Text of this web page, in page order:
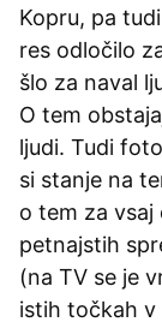
Kopru, pa
res odločilo
šlo za naval
O tem
ljudi. Tudi
si stanje na
o tem za vsaj
petnajstih
(na TV se je
istih točkah